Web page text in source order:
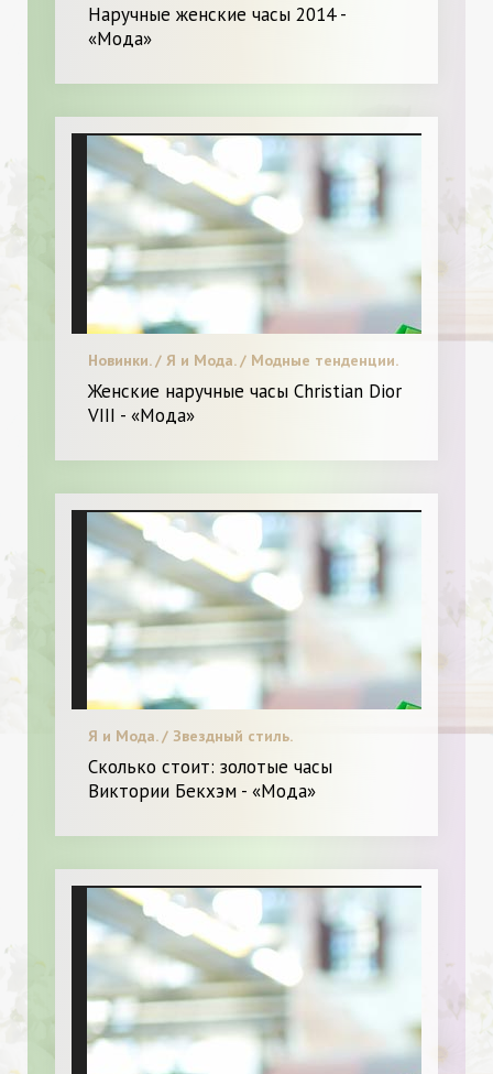
Наручные женские часы 2014 -
«Мода»
Новинки. / Я и Мода. / Модные тенденции.
Женские наручные часы Christian Dior
VIII - «Мода»
Я и Мода. / Звездный стиль.
Сколько стоит: золотые часы
Виктории Бекхэм - «Мода»